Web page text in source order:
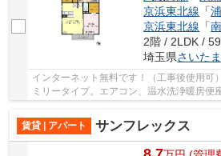
京浜東北線 「
京浜東北線 「
2階 / 2LDK /
埼玉県さいた
インターネット無料です！（工事後使用
ミリータイプ。エアコン、温水洗浄暖房便
NET導入でインターネット基本使用料金は
賃貸 | アパート
サンフレックス